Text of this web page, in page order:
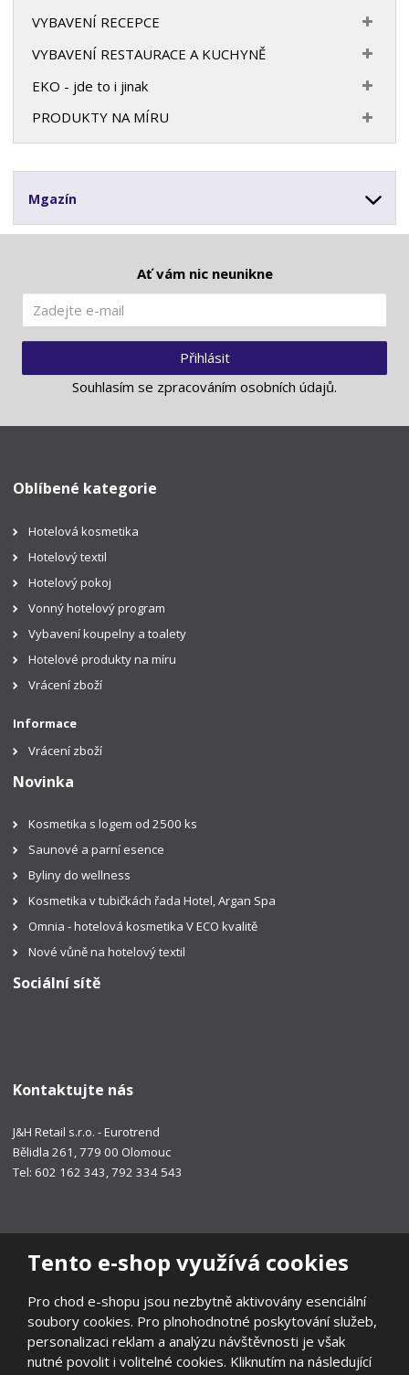
Tento e-shop využívá cookies
Pro chod e-shopu jsou nezbytně aktivovány esenciální
soubory cookies. Pro plnohodnotné poskytování služeb,
personalizaci reklam a analýzu návštěvnosti je však
nutné povolit i volitelné cookies. Kliknutím na následující
VYBAVENÍ RECEPCE
VYBAVENÍ RESTAURACE A KUCHYNĚ
EKO - jde to i jinak
PRODUKTY NA MÍRU
Mgazín
Ať vám nic neunikne
Přihlásit
Souhlasím se zpracováním osobních údajů.
Oblíbené kategorie
Hotelová kosmetika
Hotelový textil
Hotelový pokoj
Vonný hotelový program
Vybavení koupelny a toalety
Hotelové produkty na míru
Vrácení zboží
Informace
Vrácení zboží
Novinka
Kosmetika s logem od 2500 ks
Saunové a parní esence
Byliny do wellness
Kosmetika v tubičkách řada Hotel, Argan Spa
Omnia - hotelová kosmetika V ECO kvalitě
Nové vůně na hotelový textil
Sociální sítě
Kontaktujte nás
J&H Retail s.r.o. - Eurotrend
Bělidla 261, 779 00 Olomouc
Tel: 602 162 343, 792 334 543